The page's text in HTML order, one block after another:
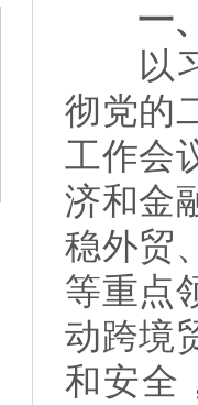
一、
以习
彻党的
工作会
济和金
稳外贸
等重点
动跨境
和安全